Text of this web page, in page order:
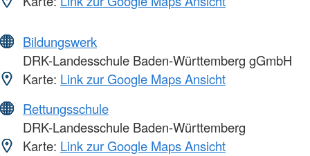
Bildungswerk
DRK-Landesschule Baden-Württemberg gGmbH
Karte: Link zur Google Maps Ansicht
Rettungsschule
DRK-Landesschule Baden-Württemberg
Karte: Link zur Google Maps Ansicht